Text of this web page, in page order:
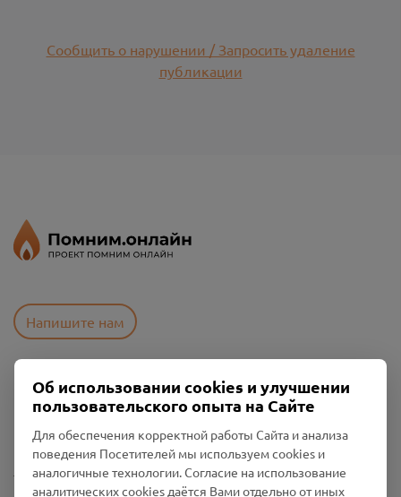
Сообщить о нарушении / Запросить удаление
публикации
Напишите нам
Пользовательское соглашение
Политика конфиденциальности
Промо-материалы
Настройки cookies
Об использовании cookies и улучшении
пользовательского опыта на Сайте
Для обеспечения корректной работы Сайта и анализа
поведения Посетителей мы используем cookies и
аналогичные технологии. Согласие на использование
аналитических cookies даётся Вами отдельно от иных